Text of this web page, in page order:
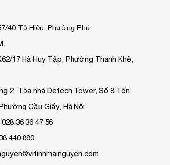
40 Tô Hiệu, Phường Phú
17 Hà Huy Tập, Phường Thanh Khê,
2, Tòa nhà Detech Tower, Số 8 Tôn
Cầu Giấy, Hà Nội.
36 47 56